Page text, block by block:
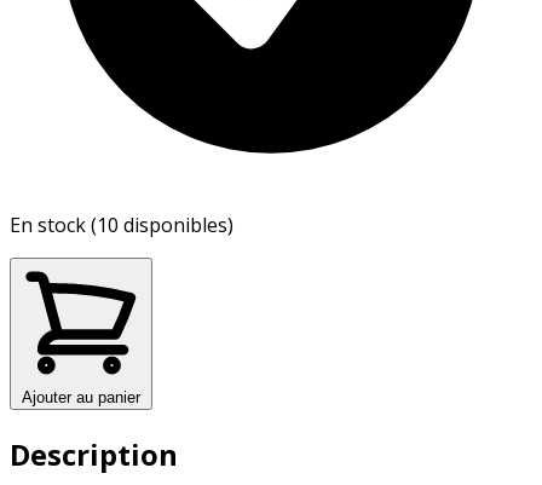
En stock (10 disponibles)
Ajouter au panier
Description